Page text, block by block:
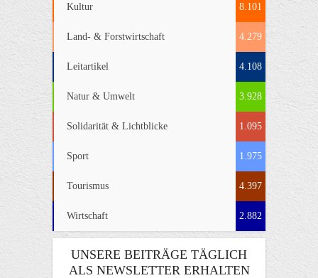
Kultur 8.101
Land- & Forstwirtschaft 4.279
Leitartikel 4.108
Natur & Umwelt 3.928
Solidarität & Lichtblicke 1.095
Sport 1.975
Tourismus 4.397
Wirtschaft 2.882
UNSERE BEITRÄGE TÄGLICH
ALS NEWSLETTER ERHALTEN